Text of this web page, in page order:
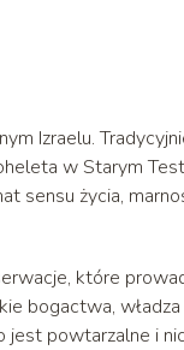
Izraelu.
w Starym
sensu życia,
które
bogactwa,
powtarzalne i